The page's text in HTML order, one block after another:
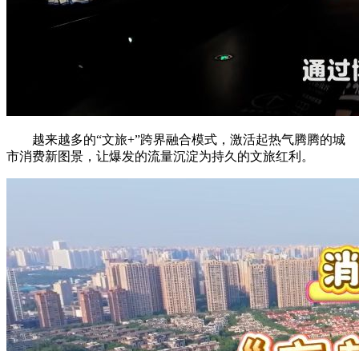
越来越多的“文旅+”跨界融合模式，激活起热气腾腾的城
市消费新图景，让爆发的流量沉淀为持久的文旅红利。